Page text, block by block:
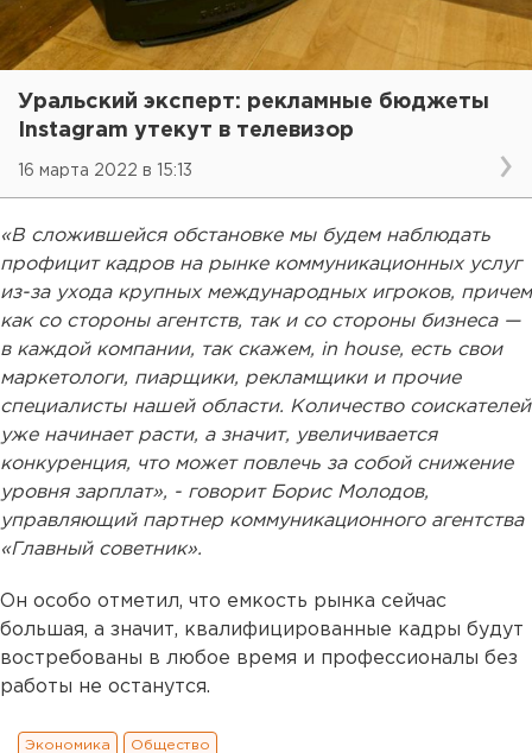
Уральский эксперт: рекламные бюджеты
Instagram утекут в телевизор
16 марта 2022 в 15:13
«В сложившейся обстановке мы будем наблюдать
профицит кадров на рынке коммуникационных услуг
из-за ухода крупных международных игроков, причем
как со стороны агентств, так и со стороны бизнеса —
в каждой компании, так скажем, in house, есть свои
маркетологи, пиарщики, рекламщики и прочие
специалисты нашей области. Количество соискателей
уже начинает расти, а значит, увеличивается
конкуренция, что может повлечь за собой снижение
уровня зарплат», - говорит Борис Молодов,
управляющий партнер коммуникационного агентства
«Главный советник».
Он особо отметил, что емкость рынка сейчас
большая, а значит, квалифицированные кадры будут
востребованы в любое время и профессионалы без
работы не останутся.
Экономика Общество